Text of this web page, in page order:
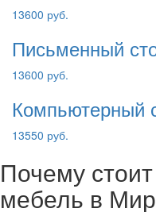
13600 руб.
Письменный
13600 руб.
Компьютерный
13550 руб.
Почему
мебель в